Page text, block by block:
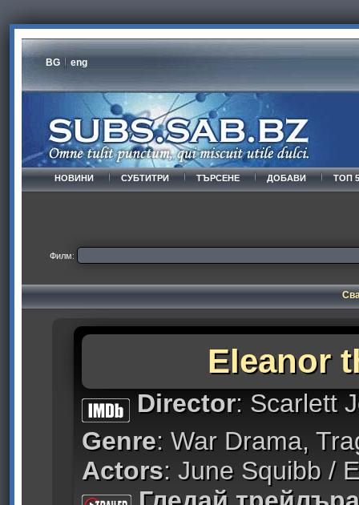
BG eng
НОВИНИ СУБТИТРИ ТЪРСЕНЕ ДОБАВИ ТОП
Филм:
Eleanor
Director: Scarlett
Genre: War Drama,
Actors: June Squibb /